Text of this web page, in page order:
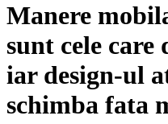
Manere
sunt cele care
iar design-ul
schimba fata